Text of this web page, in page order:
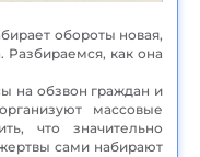
обороты новая,
Разбираемся, как она
на обзвон граждан и
массовые
что значительно
сами набирают